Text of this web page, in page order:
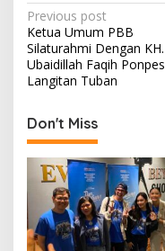
P
o
s
t
n
a
v
i
g
Previous post
Ketua Umum PBB
Silaturahmi Dengan KH.
Ubaidillah Faqih Ponpes
Langitan Tuban
Don't Miss